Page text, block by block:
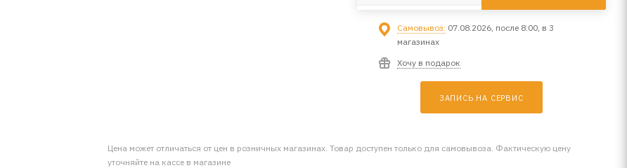
Самовывоз: 07.08.2026, после 8:00, в 3
магазинах
Хочу в подарок
ЗАПИСЬ НА СЕРВИС
Цена может отличаться от цен в розничных магазинах. Товар доступен только для самовывоза. Фактическую цену
уточняйте на кассе в магазине